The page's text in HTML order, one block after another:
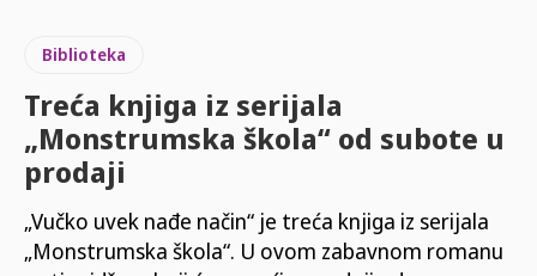
Biblioteka
Treća knjiga iz serijala
„Monstrumska škola“ od subote u
prodaji
„Vučko uvek nađe način“ je treća knjiga iz serijala
„Monstrumska škola“. U ovom zabavnom romanu